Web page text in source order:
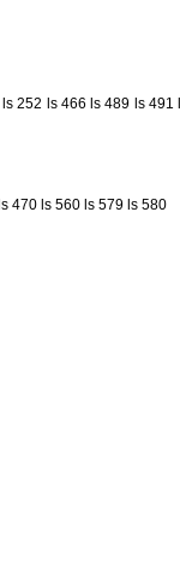
ls 252 ls 466 ls 489 ls 491
ls 470 ls 560 ls 579 ls 580